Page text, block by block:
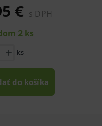
€ s DPH
2 ks
ks
do košíka